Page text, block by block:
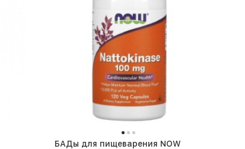
БАДы для пищеварения NOW